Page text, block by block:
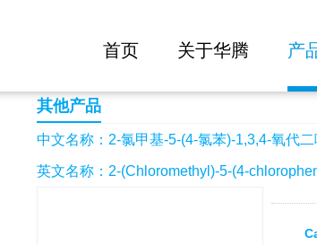
首页 关于华腾 产
2-氯甲基-5-(4-氯苯)-1,3,4-氧代二唑
其他产品
中文名称：2-氯甲基-5-(4-氯苯)-1,3,4-氧代二
英文名称：2-(Chloromethyl)-5-(4-